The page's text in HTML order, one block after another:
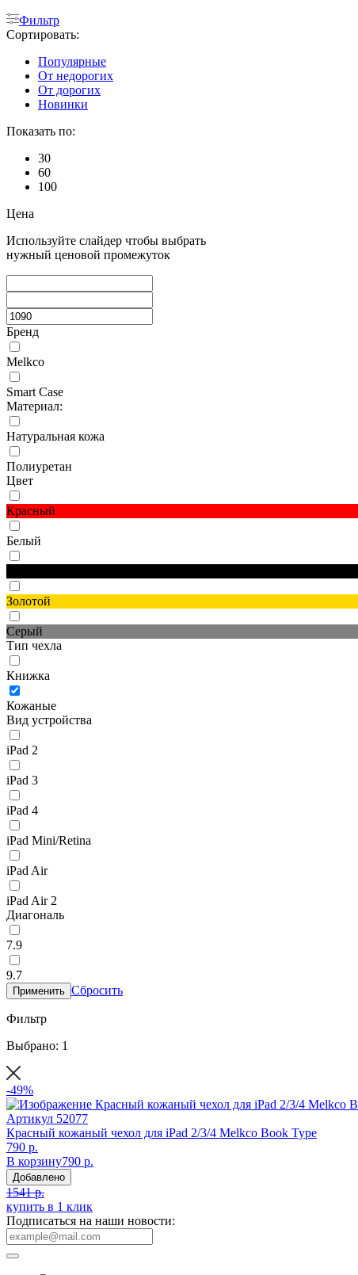
Фильтр
Сортировать:
Популярные
От недорогих
От дорогих
Новинки
Показать по:
30
60
100
Цена
Используйте слайдер чтобы выбрать
нужный ценовой промежуток
Бренд
Melkco
Smart Case
Материал:
Натуральная кожа
Полиуретан
Цвет
Красный
Белый
Золотой
Серый
Тип чехла
Книжка
Кожаные
Вид устройства
iPad 2
iPad 3
iPad 4
iPad Mini/Retina
iPad Air
iPad Air 2
Диагональ
7.9
9.7
Применить Сбросить
Фильтр
Выбрано: 1
-49%
Артикул 52077
Красный кожаный чехол для iPad 2/3/4 Melkco Book Type
790 р.
В корзину790 р.
Добавлено
1541 р.
купить в 1 клик
Подписаться на наши новости: